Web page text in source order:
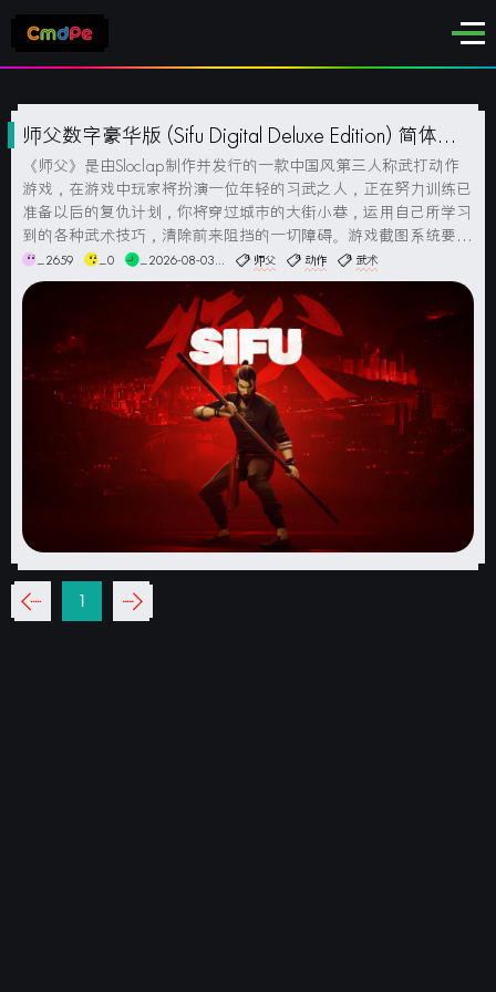
师父数字豪华版 (Sifu Digital Deluxe Edition) 简体中
文版
《师父》是由Sloclap制作并发行的一款中国风第三人称武打动作
游戏，在游戏中玩家将扮演一位年轻的习武之人，正在努力训练已
准备以后的复仇计划，你将穿过城市的大街小巷，运用自己所学习
到的各种武术技巧，清除前来阻挡的一切障碍。游戏截图系统要求
最低配置:操作系统: Windows 10 或更高版本（64位）处理器: AM
D FX-4350 or Intel Cor...
_2659 _0 _2026-08-03... 师父 动作 武术
‹‹ 1 ››